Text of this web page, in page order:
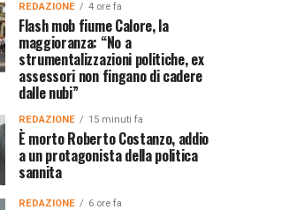
REDAZIONE 4 ore fa
Flash mob fiume Calore, la
maggioranza: “No a
strumentalizzazioni politiche, ex
assessori non fingano di cadere
dalle nubi”
REDAZIONE 15 minuti fa
È morto Roberto Costanzo, addio
a un protagonista della politica
sannita
REDAZIONE 6 ore fa